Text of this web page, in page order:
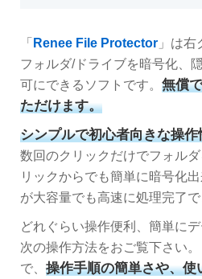
「 Renee File Protector 」は
フォルダ/ドライブを暗号化、
可にできるソフトです。 無償
ただけます。
シンプルで初心者向きな操
数回のクリックだけでフォル
リックからでも簡単に暗号化
が大容量でも高速に処理完了で
どれぐらい操作便利、簡単に
次の操作方法をおご覧下さい。
で、 操作手順の簡単さや、